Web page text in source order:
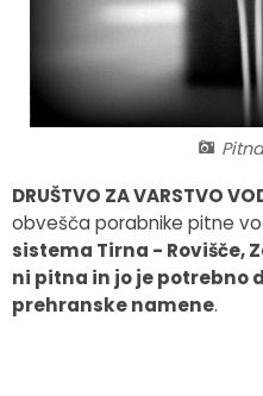
DRUŠTVO ZA VARSTVO
obvešča porabnike pitne
sistema Tirna - Rovišče,
ni pitna in jo je potrebno
prehranske namene.
Fotogalerija
Občinska volilna komisija
Medobčinski inšpektorat in
Koledar dogodkov
Zapore cest
Lokalne volitve
Strateški dokumenti